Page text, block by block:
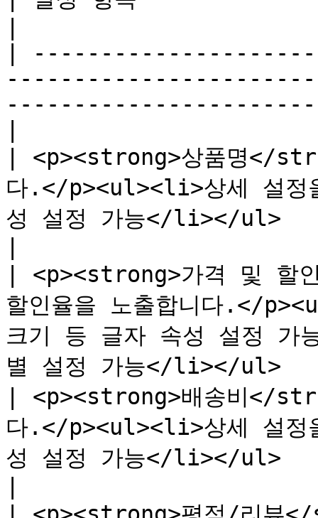
|
| <p><strong>상품명</
다.</p><ul><li>상세 설정
성 설정 가능</li></ul>
| <p><strong>가격 및 할
할인율을 노출합니다.</
크기 등 글자 속성 설정
별 설정 가능</li></
| <p><strong>배송비</
다.</p><ul><li>상세 설정
성 설정 가능</li></ul>